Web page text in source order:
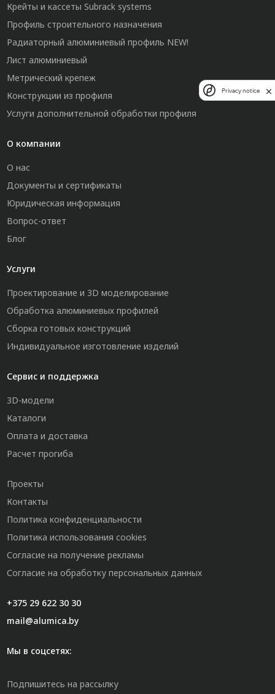
Крейты и кассеты Subrack systems
Профиль строительного назначения
Радиаторный алюминиевый профиль NEW!
Лист алюминиевый
Метрический крепеж
Конструкции из профиля
Услуги дополнительной обработки профиля
О компании
О нас
Документы и сертификаты
Юридическая информация
Вопрос-ответ
Блог
Услуги
Проектирование и 3D моделирование
Обработка алюминиевых профилей
Сборка готовых конструкций
Индивидуальное изготовление изделий
Сервис и поддержка
3D-модели
Каталоги
Оплата и доставка
Расчет прогиба
Проекты
Контакты
Политика конфиденциальности
Политика использования cookies
Согласие на получение рекламы
Согласие на обработку персональных данных
+375 29 622 30 30
mail@alumica.by
Мы в соцсетях:
Подпишитесь на рассылку
Privacy notice